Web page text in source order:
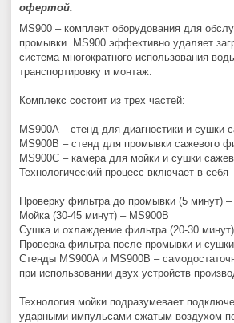
офертой.
MS900 – комплект оборудования для
промывки. MS900 эффективно удаляет
система многократного использования
транспортировку и монтаж.
Комплекс состоит из трех частей:
MS900A – стенд для диагностики и сушки
MS900B – стенд для промывки сажевого
MS900C – камера для мойки и сушки
Технологический процесс включает в себя
Проверку фильтра до промывки (5 минут) –
Мойка (30-45 минут) – MS900B
Сушка и охлаждение фильтра (20-30
Проверка фильтра после промывки и
Стенды MS900A и MS900B –
при использовании двух устройств
Технология мойки подразумевает
ударными импульсами сжатым воздухом